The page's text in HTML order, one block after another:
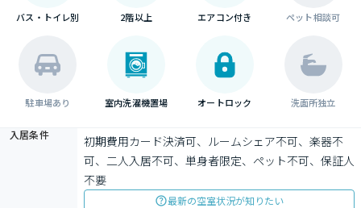
バス・トイレ別 2階以上 エアコン付き ペット相談可
駐車場あり 室内洗濯機置場 オートロック 洗面所独立
入居条件
初期費用カード決済可、ルームシェア不可、楽器不
可、二人入居不可、単身者限定、ペット不可、保証人
不要
最新の空室状況が知りたい